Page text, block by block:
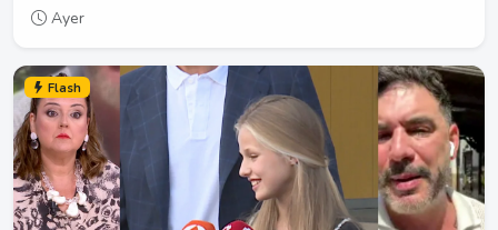
Ayer
Flash